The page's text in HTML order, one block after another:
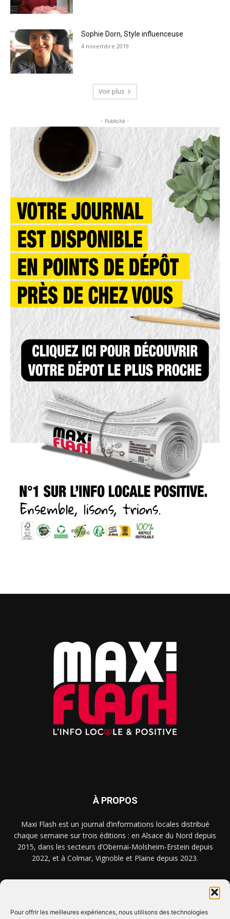
Pour offrir les meilleures expériences, nous utilisons des technologies
Sophie Dorn, Style influenceuse
4 novembre 2019
Voir plus
- Publicité -
À PROPOS
Maxi Flash est un journal d’informations locales distribué
chaque semaine sur trois éditions : en Alsace du Nord depuis
2015, dans les secteurs d’Obernai-Molsheim-Erstein depuis
2022, et à Colmar, Vignoble et Plaine depuis 2023.